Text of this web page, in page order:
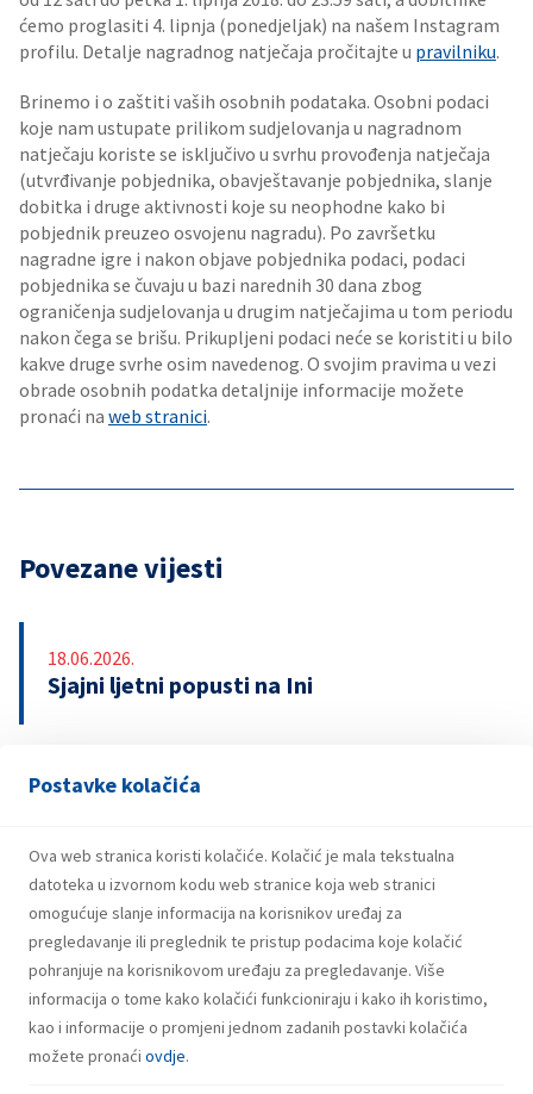
Postavke kolačića
Ova web stranica koristi kolačiće. Kolačić je mala tekstualna
datoteka u izvornom kodu web stranice koja web stranici
omogućuje slanje informacija na korisnikov uređaj za
pregledavanje ili preglednik te pristup podacima koje kolačić
pohranjuje na korisnikovom uređaju za pregledavanje. Više
informacija o tome kako kolačići funkcioniraju i kako ih koristimo,
kao i informacije o promjeni jednom zadanih postavki kolačića
možete pronaći ovdje.
ćemo proglasiti 4. lipnja (ponedjeljak) na našem Instagram
profilu. Detalje nagradnog natječaja pročitajte u pravilniku.
Brinemo i o zaštiti vaših osobnih podataka. Osobni podaci
koje nam ustupate prilikom sudjelovanja u nagradnom
natječaju koriste se isključivo u svrhu provođenja natječaja
(utvrđivanje pobjednika, obavještavanje pobjednika, slanje
dobitka i druge aktivnosti koje su neophodne kako bi
pobjednik preuzeo osvojenu nagradu). Po završetku
nagradne igre i nakon objave pobjednika podaci, podaci
pobjednika se čuvaju u bazi narednih 30 dana zbog
ograničenja sudjelovanja u drugim natječajima u tom periodu
nakon čega se brišu. Prikupljeni podaci neće se koristiti u bilo
kakve druge svrhe osim navedenog. O svojim pravima u vezi
obrade osobnih podatka detaljnije informacije možete
pronaći na web stranici.
Povezane vijesti
18.06.2026.
Sjajni ljetni popusti na Ini
13.04.2026.
bonovima za gorivo